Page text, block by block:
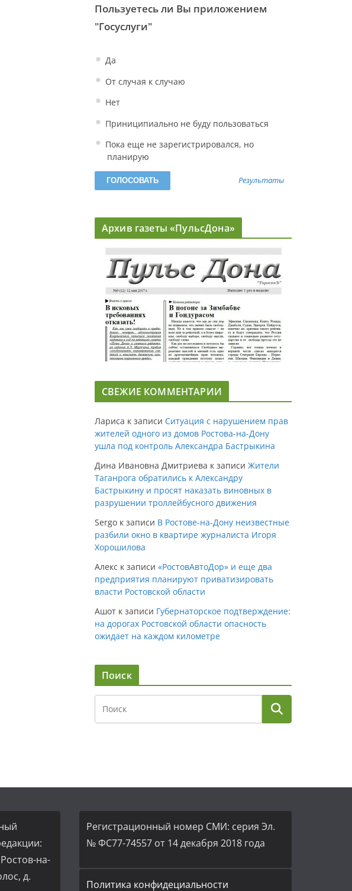
Пользуетесь ли Вы приложением
"Госуслуги"
Да
От случая к случаю
Нет
Приниципиально не буду пользоваться
Пока еще не зарегистрировался, но
планирую
Результаты
Архив газеты «ПульсДона»
СВЕЖИЕ КОММЕНТАРИИ
Лариса к записи Ситуация с нарушением прав
жителей одного из домов Ростова-на-Дону
ушла под контроль Александра Бастрыкина
Дина Ивановна Дмитриева к записи Жители
Таганрога обратились к Александру
Бастрыкину и просят наказать виновных в
разрушении троллейбусного движения
Sergo к записи В Ростове-на-Дону неизвестные
разбили окно в квартире журналиста Игоря
Хорошилова
Алекс к записи «РостовАвтоДор» и еще два
предприятия планируют приватизировать
власти Ростовской области
Ашот к записи Губернаторское подтверждение:
на дорогах Ростовской области опасность
ожидает на каждом километре
Поиск
на-
д.
Регистрационный номер СМИ: серия Эл.
№ ФС77-74557 от 14 декабря 2018 года
Политика конфидециальности